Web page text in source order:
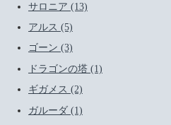
サロニア (13)
アルス (5)
ゴーン (3)
ドラゴンの塔 (1)
ギガメス (2)
ガルーダ (1)